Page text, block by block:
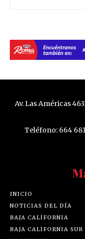
Av. Las Américas
Teléfono: 664
INICIO
NOTICIAS DEL DÍA
BAJA CALIFORNIA
BAJA CALIFORNIA SUR